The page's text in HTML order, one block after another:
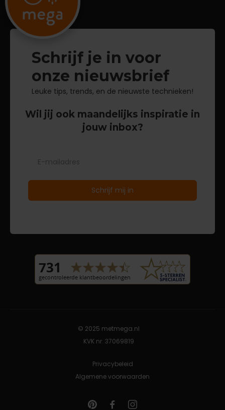
Schrijf je in voor
onze nieuwsbrief
Leuke tips, trends, en de nieuwste technieken!
Wil jij ook maandelijks inspiratie in
jouw inbox?
© 2025 metmega.nl
KVK nr. 37069819
Privacybeleid
Algemene voorwaarden